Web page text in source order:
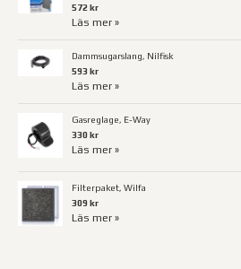
572 kr
Läs mer »
Dammsugarslang, Nilfisk
593 kr
Läs mer »
Gasreglage, E-Way
330 kr
Läs mer »
Filterpaket, Wilfa
309 kr
Läs mer »